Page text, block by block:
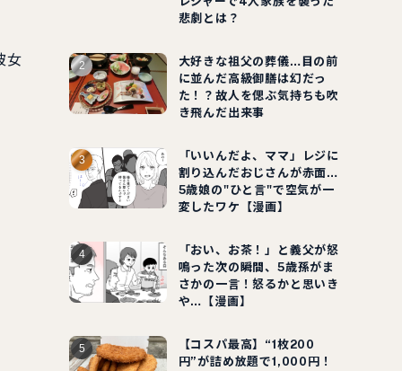
女
悲劇とは？
大好きな祖父の葬儀…目の前
に並んだ高級御膳は幻だっ
た！？故人を偲ぶ気持ちも吹
き飛んだ出来事
「いいんだよ、ママ」レジに
割り込んだおじさんが赤面…
5歳娘の"ひと言"で空気が一
変したワケ【漫画】
「おい、お茶！」と義父が怒
鳴った次の瞬間、5歳孫がま
さかの一言！怒るかと思いき
や…【漫画】
【コスパ最高】“1枚200
円”が詰め放題で1,000円！